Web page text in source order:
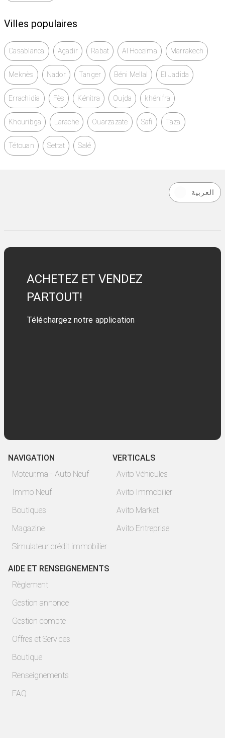
Villes populaires
Casablanca Agadir Rabat Al Hoceïma Marrakech
Meknès Nador Tanger Béni Mellal El Jadida
Errachidia Fès Kénitra Oujda khénifra
Khouribga Larache Ouarzazate Safi Taza
Tétouan Settat Salé
العربية
ACHETEZ ET VENDEZ
PARTOUT!
Téléchargez notre application
NAVIGATION
Moteur.ma - Auto Neuf
Immo Neuf
Boutiques
Magazine
Simulateur crédit immobilier
VERTICALS
Avito Véhicules
Avito Immobilier
Avito Market
Avito Entreprise
AIDE ET RENSEIGNEMENTS
Règlement
Gestion annonce
Gestion compte
Offres et Services
Boutique
Renseignements
FAQ